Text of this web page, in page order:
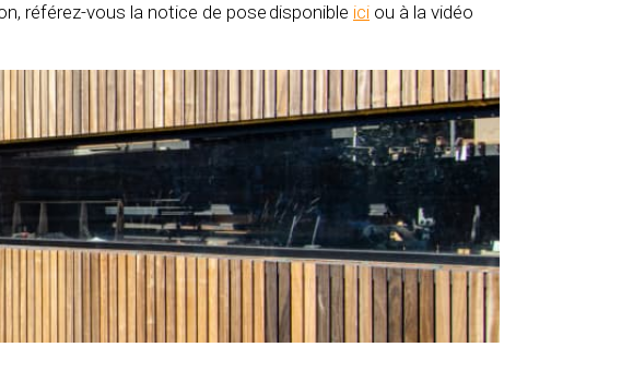
référez-vous la notice de pose disponible ici ou à la vidéo